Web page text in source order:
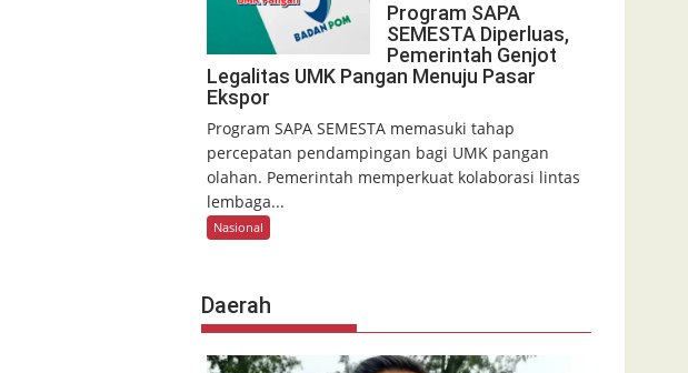
Program SAPA
SEMESTA Diperluas,
Pemerintah Genjot
Legalitas UMK Pangan Menuju Pasar
Ekspor
Program SAPA SEMESTA memasuki tahap
percepatan pendampingan bagi UMK pangan
olahan. Pemerintah memperkuat kolaborasi lintas
lembaga...
Nasional
Daerah